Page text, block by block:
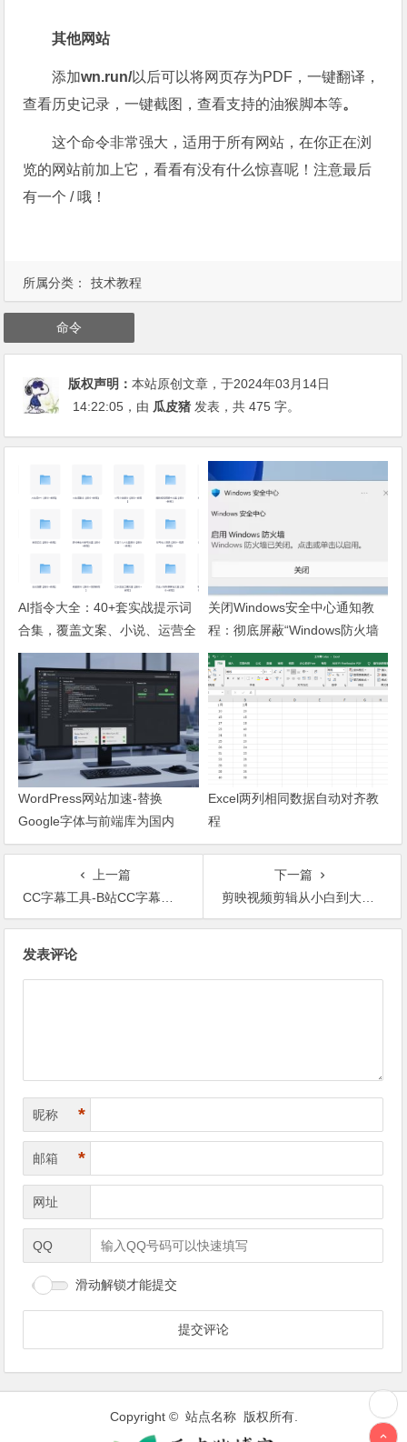
其他网站
添加wn.run/以后可以将网页存为PDF，一键翻译，
查看历史记录，一键截图，查看支持的油猴脚本等。
这个命令非常强大，适用于所有网站，在你正在浏
览的网站前加上它，看看有没有什么惊喜呢！注意最后
有一个 / 哦！
所属分类： 技术教程
命令
版权声明：本站原创文章，于2024年03月14日
14:22:05 ，由 瓜皮猪 发表，共 475 字。
AI指令大全：40+套实战提示词
合集，覆盖文案、小说、运营全
场景
关闭Windows安全中心通知教
程：彻底屏蔽“Windows防火墙
已关闭”弹窗
WordPress网站加速-替换
Google字体与前端库为国内
CDN镜像
Excel两列相同数据自动对齐教
程
上一篇
CC字幕工具-B站CC字幕提取工具
下一篇
剪映视频剪辑从小白到大师（电脑版）教程+PDF+配套素材
发表评论
昵称 *
邮箱 *
网址
QQ
滑动解锁才能提交
Copyright © 站点名称 版权所有.